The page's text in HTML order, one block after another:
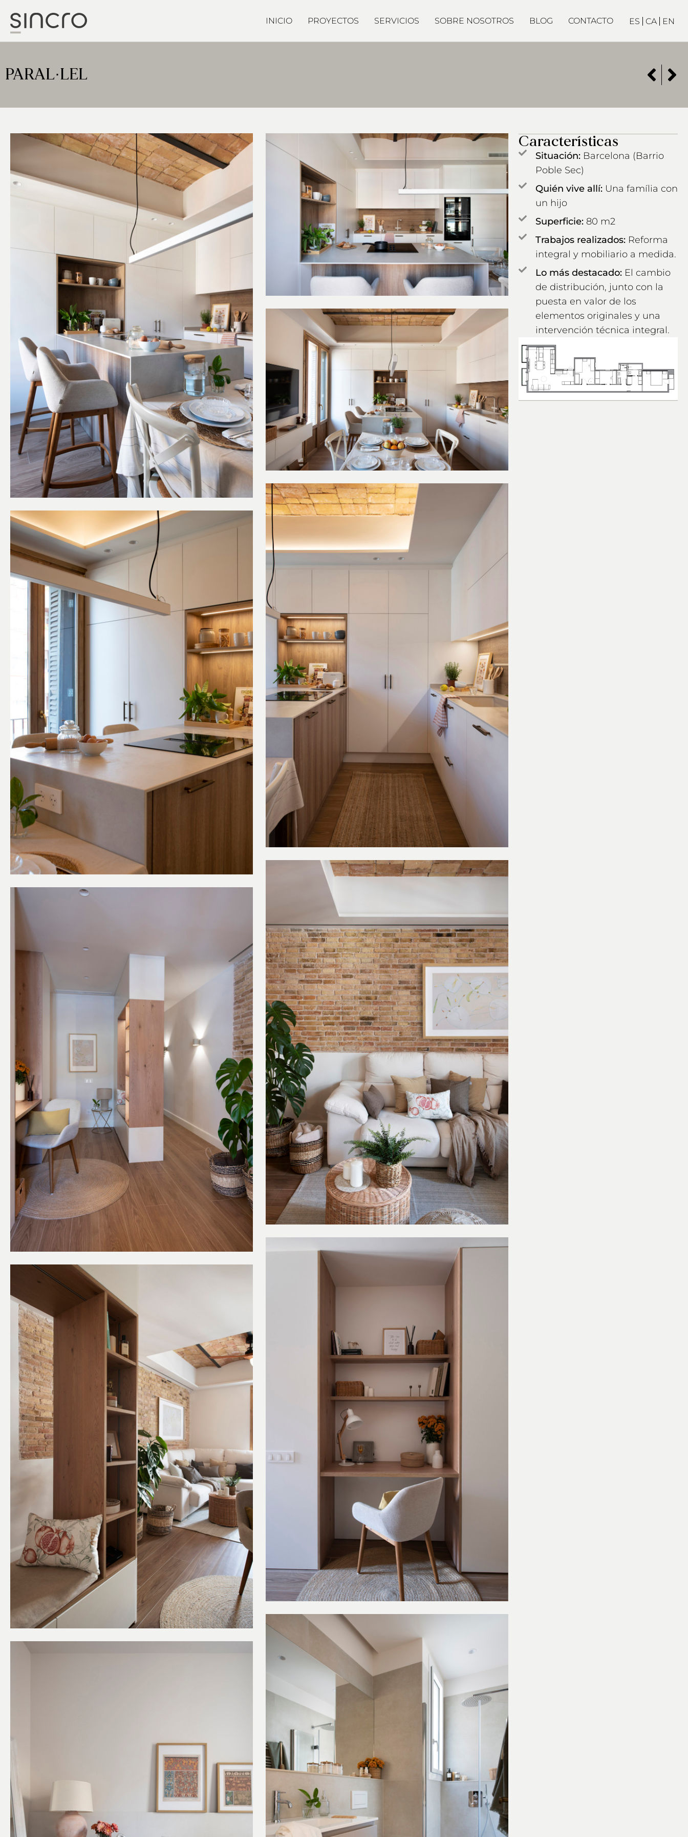
INICIO PROYECTOS SERVICIOS SOBRE NOSOTROS BLOG CONTACTO ES CA EN
PARAL·LEL
Características
Situación: Barcelona (Barrio
Poble Sec)
Quién vive allí: Una família con
un hijo
Superficie: 80 m2
Trabajos realizados: Reforma
integral y mobiliario a medida.
Lo más destacado: El cambio
de distribución, junto con la
puesta en valor de los
elementos originales y una
intervención técnica integral.